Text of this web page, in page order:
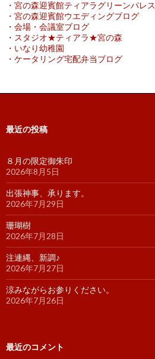
・宮の森迎賓館ティアラグリーンパレス
・宮の森迎賓館ウエディングブログ
・会場・会議室ブログ
・スタジオ★ティアラ★宮の森
・いなり幼稚園
・ケータリング宅配弁当ブログ
最近の投稿
８月の限定御朱印
2026年8月5日
出張神事、承ります。
2026年7月29日
珊瑚樹
2026年7月28日
注連縄、新調♪
2026年7月27日
涼みながらお参りください。
2026年7月26日
最近のコメント